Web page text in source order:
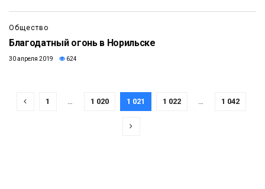
Общество
Благодатный огонь в Норильске
30 апреля 2019 624
1 1 020 1 021 1 022 1 042